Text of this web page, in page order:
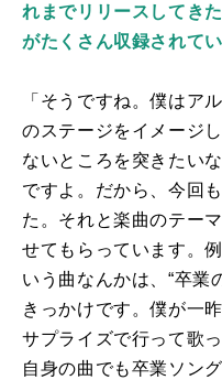
れまでリリースしてき
がたくさん収録されてい
「そうですね。僕はア
のステージをイメージ
ないところを突きたい
ですよ。だから、今回
た。それと楽曲のテー
せてもらっています。
いう曲なんかは、“卒業
きっかけです。僕が一
サプライズで行って歌
自身の曲でも卒業ソン